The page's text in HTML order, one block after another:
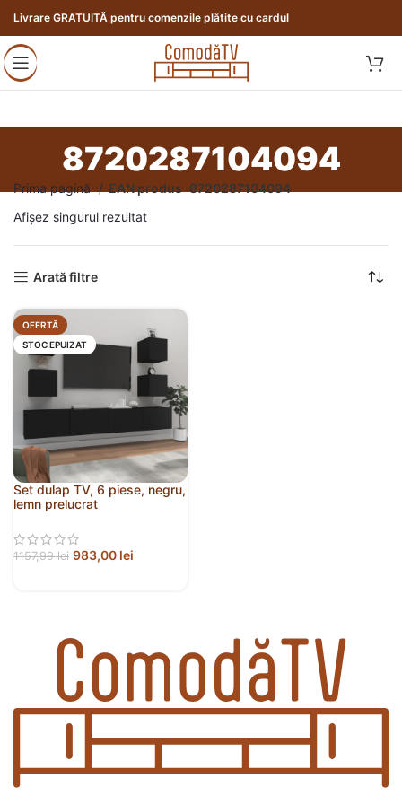
Livrare GRATUITĂ pentru comenzile plătite cu cardul
8720287104094
Prima pagină EAN produs 8720287104094
Afișez singurul rezultat
Arată filtre
OFERTĂ
STOC EPUIZAT
Set dulap TV, 6 piese, negru,
lemn prelucrat
1157,99lei 983,00 lei